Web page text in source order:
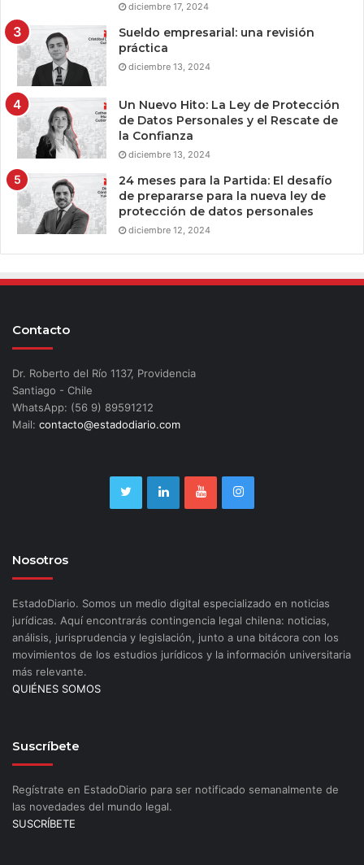
diciembre 17, 2024
Sueldo empresarial: una revisión
práctica
diciembre 13, 2024
Un Nuevo Hito: La Ley de Protección
de Datos Personales y el Rescate de
la Confianza
diciembre 13, 2024
24 meses para la Partida: El desafío
de prepararse para la nueva ley de
protección de datos personales
diciembre 12, 2024
Contacto
Dr. Roberto del Río 1137, Providencia
Santiago - Chile
WhatsApp: (56 9) 89591212
Mail: contacto@estadodiario.com
Nosotros
EstadoDiario. Somos un medio digital especializado en noticias
jurídicas. Aquí encontrarás contingencia legal chilena: noticias,
análisis, jurisprudencia y legislación, junto a una bitácora con los
movimientos de los estudios jurídicos y la información universitaria
más relevante.
QUIÉNES SOMOS
Suscríbete
Regístrate en EstadoDiario para ser notificado semanalmente de
las novedades del mundo legal.
SUSCRÍBETE